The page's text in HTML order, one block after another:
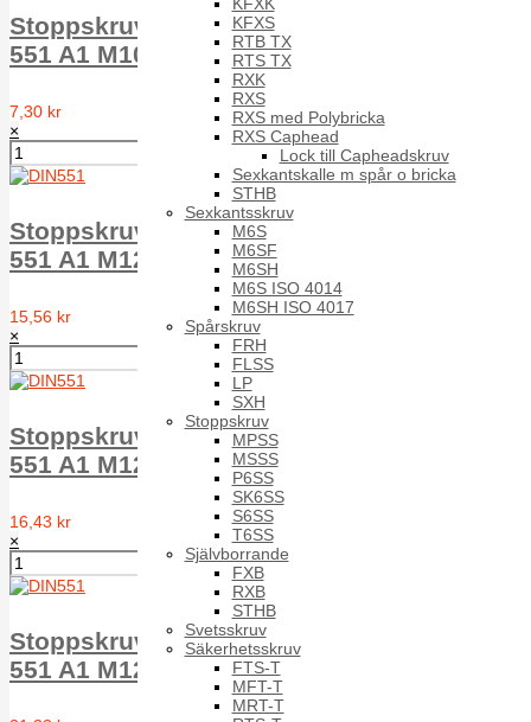
KFXS
RTB TX
RTS TX
RXK
RXS
RXS med Polybricka
RXS Caphead
Lock till Capheadskruv
Sexkantskalle m spår o bricka
STHB
Sexkantsskruv
M6S
M6SF
M6SH
M6S ISO 4014
M6SH ISO 4017
Spårskruv
FRH
FLSS
LP
SXH
Stoppskruv
MPSS
MSSS
P6SS
SK6SS
S6SS
T6SS
Självborrande
FXB
RXB
STHB
Svetsskruv
Säkerhetsskruv
FTS-T
MFT-T
MRT-T
Stoppskruv med spår plan ände MPSS DIN
551 A1 M10X60
7,30 kr
×
Stoppskruv med spår plan ände MPSS DIN
551 A1 M12X25
15,56 kr
×
Stoppskruv med spår plan ände MPSS DIN
551 A1 M12X30
16,43 kr
×
Stoppskruv med spår plan ände MPSS DIN
551 A1 M12X40